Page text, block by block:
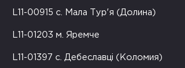
L11-00915 с. Мала Тур'я (Долина)
L11-01203 м. Яремче
L11-01397 с. Дебеславці (Коломия)